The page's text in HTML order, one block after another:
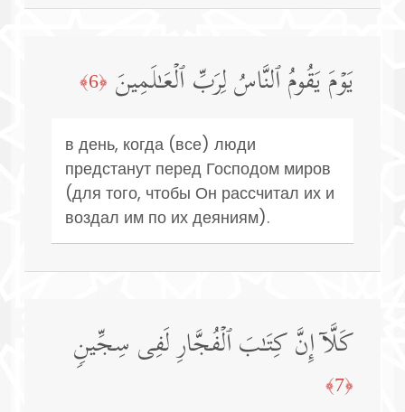
یَوۡمَ یَقُومُ ٱلنَّاسُ لِرَبِّ ٱلۡعَـٰلَمِینَ ﴿6﴾
в день, когда (все) люди
предстанут перед Господом миров
(для того, чтобы Он рассчитал их и
воздал им по их деяниям).
كَلَّاۤ إِنَّ كِتَـٰبَ ٱلۡفُجَّارِ لَفِی سِجِّینࣲ
﴿7﴾